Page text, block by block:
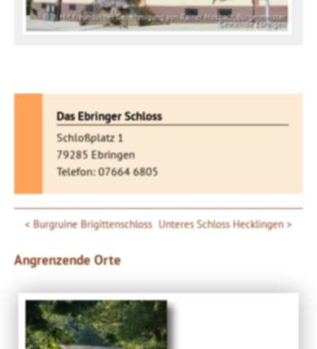
Bild: Mit freundlicher Genehmigung von Rainer Mosbach, Bürgermeister
Gemeinde Ebringen
Das Ebringer Schloss
Schloßplatz 1
79285 Ebringen
Telefon: 07664 6805
Burgruine Brigittenschloss Unteres Schloss Hecklingen
Angrenzende Orte